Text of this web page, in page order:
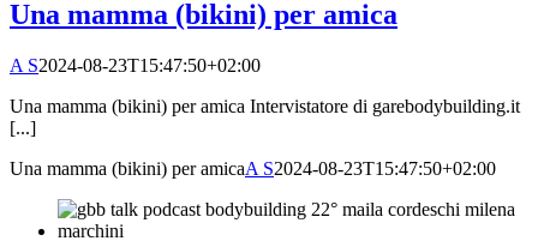
Una mamma (bikini) per amica
A S2024-08-23T15:47:50+02:00
Una mamma (bikini) per amica Intervistatore di garebodybuilding.it
[...]
Una mamma (bikini) per amicaA S2024-08-23T15:47:50+02:00